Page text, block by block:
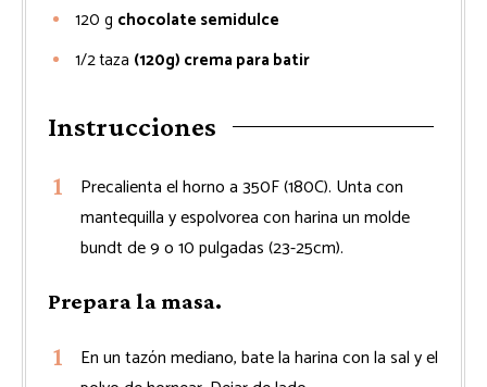
120 g chocolate semidulce
1/2taza (120g) crema para batir
Instrucciones
Precalienta el horno a 350F (180C). Unta con
mantequilla y espolvorea con harina un molde
bundt de 9 o 10 pulgadas (23-25cm).
Prepara la masa.
En un tazón mediano, bate la harina con la sal y el